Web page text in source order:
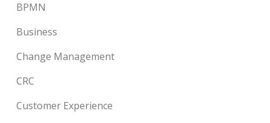
BPMN
Business
Change Management
CRC
Customer Experience